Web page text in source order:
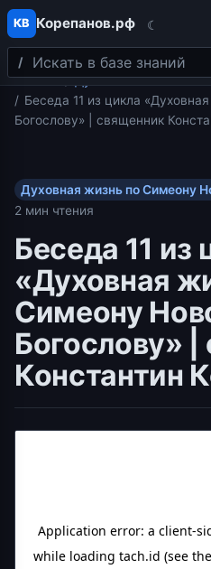
Перейти к содержимому
КВ Корепанов.рф ☾
Поиск
Главная
Духовная жизнь по
Беседа 11 из цикла
Богослову» | священник
Духовная жизнь по Симеону
2 мин чтения
Беседа 11 из
«Духовная
Симеону
Богослову»
Константин